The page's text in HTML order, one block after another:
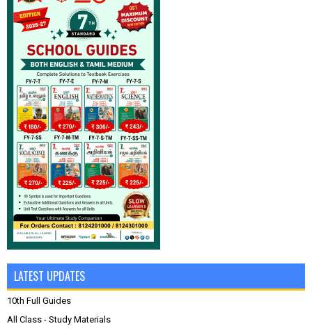
LATEST UPDATES
10th Full Guides
All Class - Study Materials